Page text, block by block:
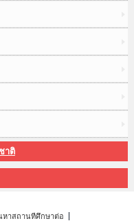
าติ
หาสถานที่ศึกษาต่อ